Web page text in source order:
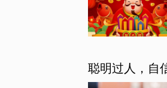
聪明过人，自